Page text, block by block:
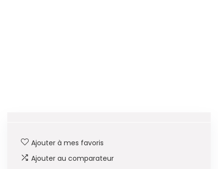
Ajouter à mes favoris
Ajouter au comparateur